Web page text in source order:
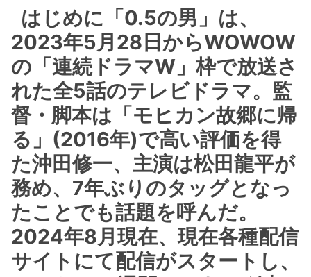
はじめに「0.5の男」は、
2023年5月28日からWOWOW
の「連続ドラマW」枠で放送さ
れた全5話のテレビドラマ。監
督・脚本は「モヒカン故郷に帰
る」(2016年)で高い評価を得
た沖田修一、主演は松田龍平が
務め、7年ぶりのタッグとなっ
たことでも話題を呼んだ。
2024年8月現在、現在各種配信
サイトにて配信がスタートし、